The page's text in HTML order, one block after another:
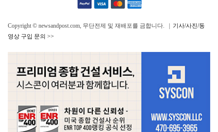
Copyright © newsandpost.com, 무단전제 및 재배포를 금합니다. | 기사/사진/동
영상 구입 문의 >>